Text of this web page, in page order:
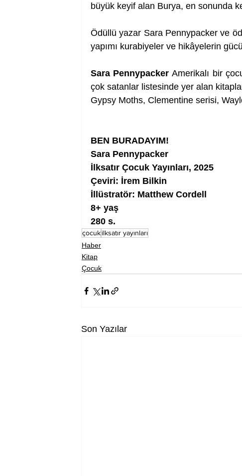
büyük keyif alan Burya, en sonunda
Ödüllü yazar Sara Pennypacker ve
yapımı kurabiyeler ve hikâyelerin
Sara Pennypacker Amerikalı bir
çok satanlar listesinde yer alan
Gypsy Moths, Clementine serisi,
BEN BURADAYIM!
Sara Pennypacker
İlksatır Çocuk Yayınları, 2025
Çeviri: İrem Bilkin
İllüstratör: Matthew Cordell
8+ yaş
280 s.
çocukilksatır yayınları
Haber
Kitap
Çocuk
Son Yazılar